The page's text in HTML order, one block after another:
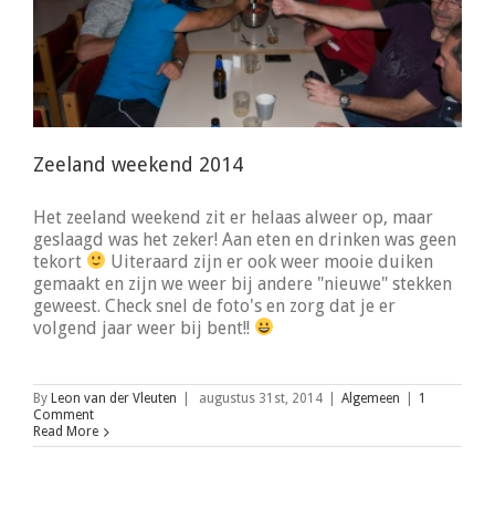
Zeeland weekend 2014
Het zeeland weekend zit er helaas alweer op, maar
geslaagd was het zeker! Aan eten en drinken was geen
tekort
Uiteraard zijn er ook weer mooie duiken
gemaakt en zijn we weer bij andere "nieuwe" stekken
geweest. Check snel de foto's en zorg dat je er
volgend jaar weer bij bent!!
By Leon van der Vleuten augustus 31st, 2014 Algemeen
1
Comment
Read More